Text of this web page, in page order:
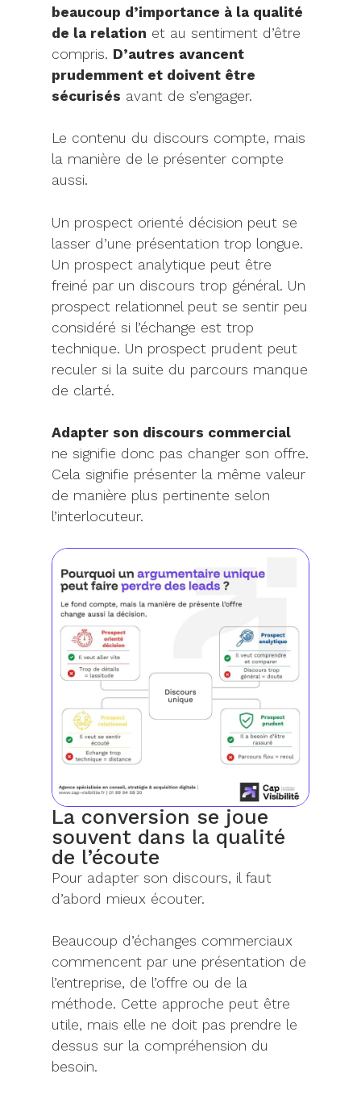
beaucoup d’importance à la qualité
de la relation et au sentiment d’être
compris. D’autres avancent
prudemment et doivent être
sécurisés avant de s’engager.
Le contenu du discours compte, mais
la manière de le présenter compte
aussi.
Un prospect orienté décision peut se
lasser d’une présentation trop longue.
Un prospect analytique peut être
freiné par un discours trop général. Un
prospect relationnel peut se sentir peu
considéré si l’échange est trop
technique. Un prospect prudent peut
reculer si la suite du parcours manque
de clarté.
Adapter son discours commercial
ne signifie donc pas changer son offre.
Cela signifie présenter la même valeur
de manière plus pertinente selon
l’interlocuteur.
La conversion se joue
souvent dans la qualité
de l’écoute
Pour adapter son discours, il faut
d’abord mieux écouter.
Beaucoup d’échanges commerciaux
commencent par une présentation de
l’entreprise, de l’offre ou de la
méthode. Cette approche peut être
utile, mais elle ne doit pas prendre le
dessus sur la compréhension du
besoin.